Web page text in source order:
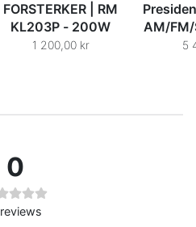
FORSTERKER | RM
KL203P - 200W
1 200,00 kr
AM/FM/
5
0
reviews